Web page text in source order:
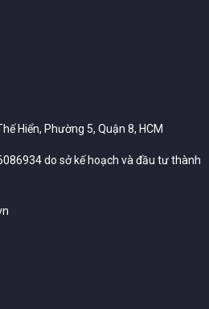
Hiển, Phường 5, Quận 8, HCM
do sở kế hoạch và đầu tư thành